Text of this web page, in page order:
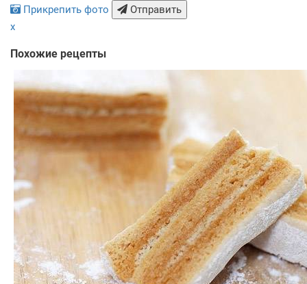
Прикрепить фото
Отправить
x
Похожие рецепты